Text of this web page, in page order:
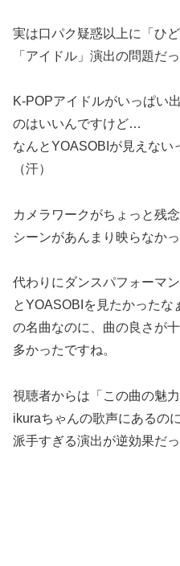
実は口パク疑惑以上に「ひ
「アイドル」演出の問題だ
K-POPアイドルがいっぱい
のはいいんですけど…
なんとYOASOBIが見えない
（汗）
カメラワークがちょっと残
シーンがあんまり映らなかっ
代わりにダンスパフォーマ
とYOASOBIを見たかったな
の名曲なのに、曲の良さが
多かったですね。
視聴者からは「この曲の魅
ikuraちゃんの歌声にあるの
派手すぎる演出が逆効果だ